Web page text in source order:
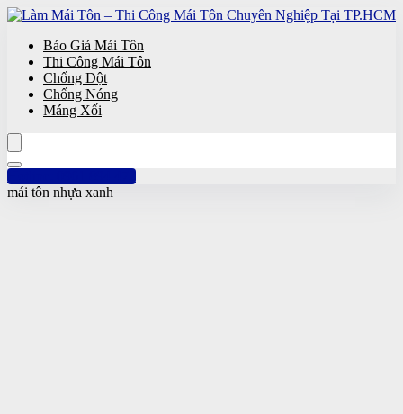
Báo Giá Mái Tôn
Thi Công Mái Tôn
Chống Dột
Chống Nóng
Máng Xối
Hotline: 0961 894 472
mái tôn nhựa xanh